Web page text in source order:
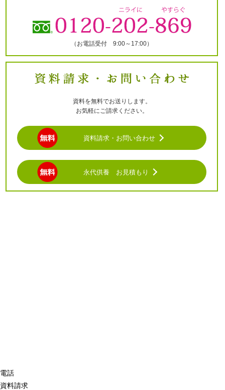
（お電話受付 9:00～17:00）
資料を無料でお送りします。
お気軽にご請求ください。
資料請求・お問い合わせ
永代供養 お見積もり
電話
資料請求